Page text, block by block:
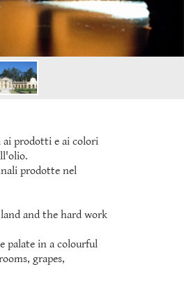
ai prodotti e ai colori
prodotte nel
and the hard work
palate in a colourful
grapes,